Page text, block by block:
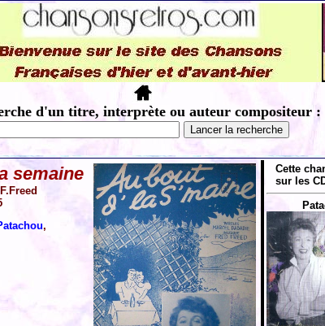
d'un titre, interprète ou auteur compositeur :
semaine
,
Cette
sur les